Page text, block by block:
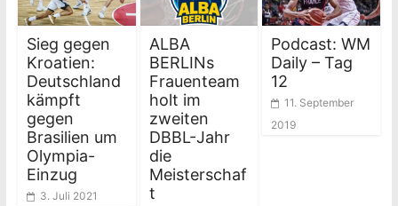
Sieg gegen
Kroatien:
Deutschland
kämpft
gegen
Brasilien um
Olympia-
Einzug
3. Juli 2021
ALBA
BERLINs
Frauenteam
holt im
zweiten
DBBL-Jahr
die
Meisterschaf
t
Podcast: WM
Daily – Tag
12
11. September
2019